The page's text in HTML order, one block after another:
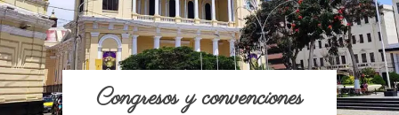
Congresos y convenciones